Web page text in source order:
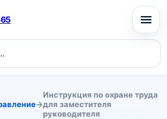
→
Инструкция по охране труда
для заместителя
руководителя